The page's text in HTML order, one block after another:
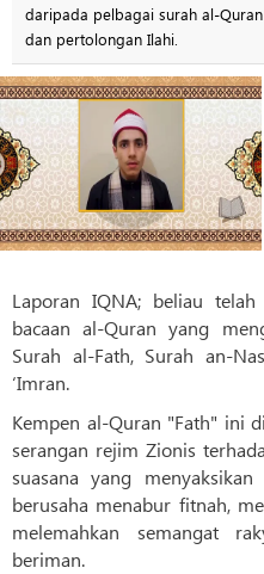
daripada pelbagai surah al-
dan pertolongan Ilahi.
Laporan IQNA; beliau
bacaan al-Quran yang
Surah al-Fath, Surah an-
‘Imran.
Kempen al-Quran "Fath" ini
serangan rejim Zionis
suasana yang
berusaha menabur fitnah,
melemahkan semangat
beriman.